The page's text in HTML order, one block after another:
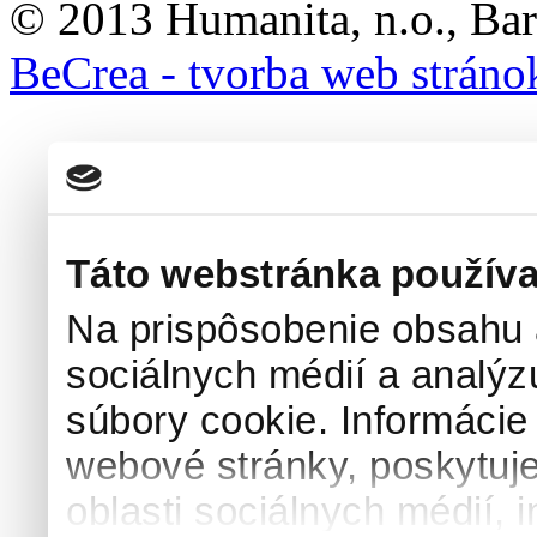
Táto webstránka
Na prispôsobenie
sociálnych médií a
súbory cookie.
webové stránky,
oblasti sociálnych médií,
© 2013 Humanita, n.o.,
BeCrea - tvorba web